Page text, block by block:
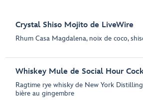
Crystal Shiso Mojito de LiveWire
Rhum Casa Magdalena, noix de coco,
Whiskey Mule de Social Hour
Ragtime rye whisky de New York
bière au gingembre